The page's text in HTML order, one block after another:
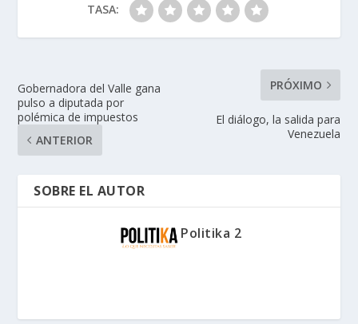
TASA:
Gobernadora del Valle gana
pulso a diputada por
polémica de impuestos
ANTERIOR
PRÓXIMO
El diálogo, la salida para
Venezuela
SOBRE EL AUTOR
Politika 2